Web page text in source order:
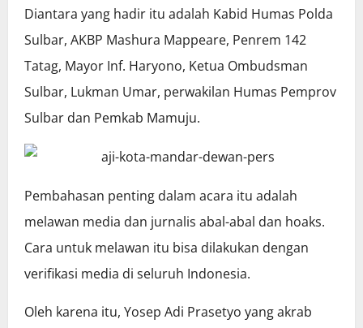
Diantara yang hadir itu adalah Kabid Humas Polda
Sulbar, AKBP Mashura Mappeare, Penrem 142
Tatag, Mayor Inf. Haryono, Ketua Ombudsman
Sulbar, Lukman Umar, perwakilan Humas Pemprov
Sulbar dan Pemkab Mamuju.
Pembahasan penting dalam acara itu adalah
melawan media dan jurnalis abal-abal dan hoaks.
Cara untuk melawan itu bisa dilakukan dengan
verifikasi media di seluruh Indonesia.
Oleh karena itu, Yosep Adi Prasetyo yang akrab